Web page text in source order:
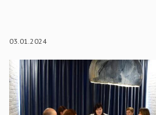
03.01.2024